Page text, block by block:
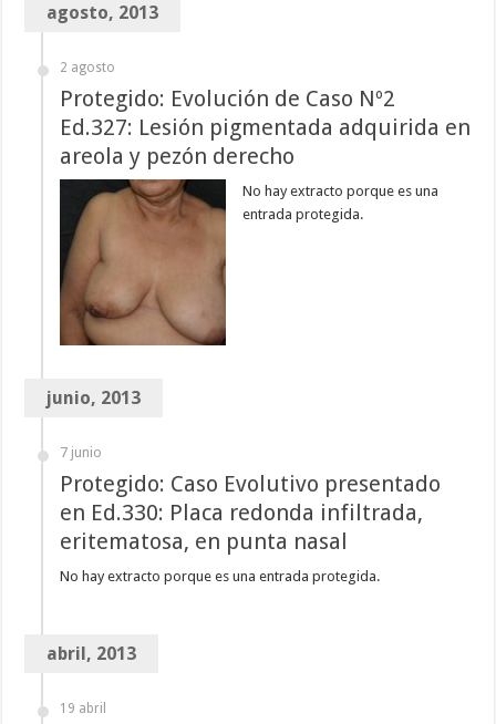
agosto, 2013
2 agosto
Protegido: Evolución de Caso Nº2
Ed.327: Lesión pigmentada adquirida en
areola y pezón derecho
No hay extracto porque es una
entrada protegida.
junio, 2013
7 junio
Protegido: Caso Evolutivo presentado
en Ed.330: Placa redonda infiltrada,
eritematosa, en punta nasal
No hay extracto porque es una entrada protegida.
abril, 2013
19 abril